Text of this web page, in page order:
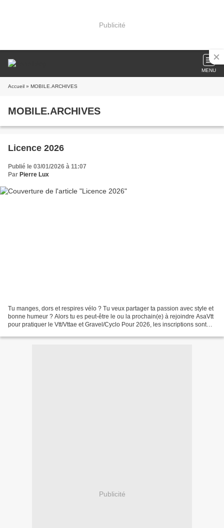
Publicité
MENU
Accueil » MOBILE.ARCHIVES
MOBILE.ARCHIVES
Licence 2026
Publié le 03/01/2026 à 11:07
Par Pierre Lux
Tu manges, dors et respires vélo ? Tu veux partager ta passion avec style et
bonne humeur ? Alors tu es peut-être le ou la prochain(e) à rejoindre AsaVtt
pour pratiquer le Vtt/Vttae et Gravel/Cyclo Pour 2026, les inscriptions sont
Publicité